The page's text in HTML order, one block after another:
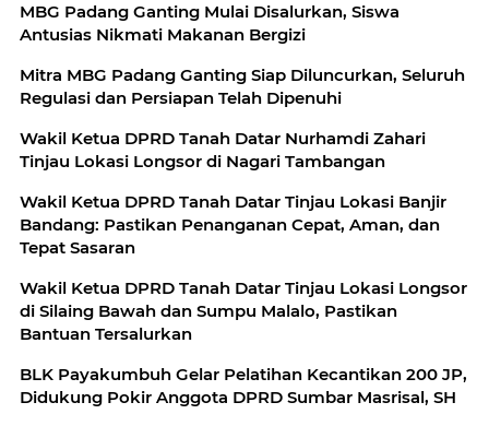
MBG Padang Ganting Mulai Disalurkan, Siswa
Antusias Nikmati Makanan Bergizi
Mitra MBG Padang Ganting Siap Diluncurkan, Seluruh
Regulasi dan Persiapan Telah Dipenuhi
Wakil Ketua DPRD Tanah Datar Nurhamdi Zahari
Tinjau Lokasi Longsor di Nagari Tambangan
Wakil Ketua DPRD Tanah Datar Tinjau Lokasi Banjir
Bandang: Pastikan Penanganan Cepat, Aman, dan
Tepat Sasaran
Wakil Ketua DPRD Tanah Datar Tinjau Lokasi Longsor
di Silaing Bawah dan Sumpu Malalo, Pastikan
Bantuan Tersalurkan
BLK Payakumbuh Gelar Pelatihan Kecantikan 200 JP,
Didukung Pokir Anggota DPRD Sumbar Masrisal, SH